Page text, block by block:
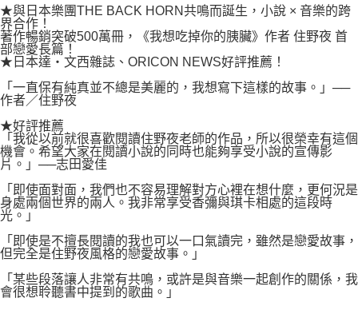
４．使用「AFTEE先享後付」時，將依據個別帳號之用戶狀況，依本公司即
時審查核予不同之上限額度；若仍有額度不足之情形，本公司將視審查結果
請求用戶進行身份認證。
５．嚴禁一人註冊多個帳號或使用他人資訊註冊。若發現惡意使用之情形，
恩沛科技股份有限公司將有權停止該用戶之使用額度並採取法律行動。
國家/地區配送 查看運費
★與日本樂團THE BACK HORN共鳴而誕生，小說 × 音樂的跨
界合作！
著作暢銷突破500萬冊，《我想吃掉你的胰臟》作者 住野夜 首
部戀愛長篇！
★日本達‧文西雜誌、ORICON NEWS好評推薦！
「一直保有純真並不總是美麗的，我想寫下這樣的故事。」──
作者／住野夜
★好評推薦
「我從以前就很喜歡閱讀住野夜老師的作品，所以很榮幸有這個
機會。希望大家在閱讀小說的同時也能夠享受小說的宣傳影
片。」──志田愛佳
「即使面對面，我們也不容易理解對方心裡在想什麼，更何況是
身處兩個世界的兩人。我非常享受香彌與琪卡相處的這段時
光。」
「即使是不擅長閱讀的我也可以一口氣讀完，雖然是戀愛故事，
但完全是住野夜風格的戀愛故事。」
「某些段落讓人非常有共鳴，或許是與音樂一起創作的關係，我
會很想聆聽書中提到的歌曲。」